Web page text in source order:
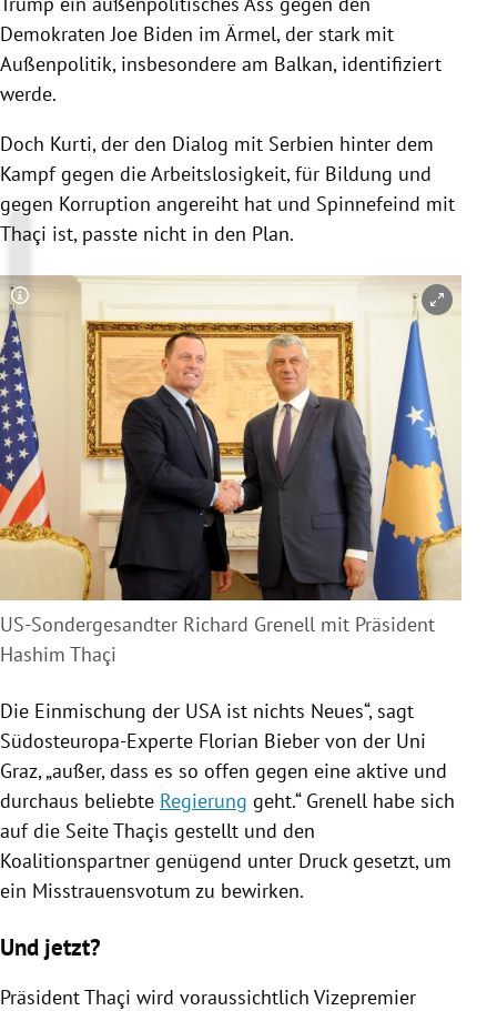
DemokratenJoe Biden im Ärmel, der stark mit
Außenpolitik, insbesondere am Balkan, identifiziert
werde.
Doch Kurti, der den Dialog mit Serbien hinter dem
Kampf gegen die Arbeitslosigkeit, für Bildung und
gegen Korruption angereiht hat und Spinnefeind mit
Thaçi ist, passte nicht in den Plan.
Copyright-Hinweis öffnen/schließen
US-Sondergesandter Richard Grenell mit Präsident
Hashim Thaçi
Die Einmischung der USA ist nichts Neues“, sagt
Südosteuropa-Experte Florian Bieber von der Uni
Graz, „außer, dass es so offen gegen eine aktive und
durchaus beliebte Regierung geht.“ Grenell habe sich
auf die SeiteThaçis gestellt und den
Koalitionspartner genügend unter Druck gesetzt, um
ein Misstrauensvotum zu bewirken.
Und jetzt?
PräsidentThaçi wird voraussichtlich Vizepremier